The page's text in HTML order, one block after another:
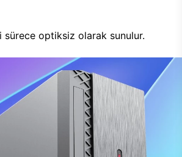
sürece optiksiz olarak sunulur.